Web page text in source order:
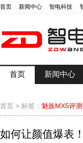
首页 新闻中心 智电科技
首页 新闻中心
首页 > 标签： 魅族MX5评测
如何让颜值爆表